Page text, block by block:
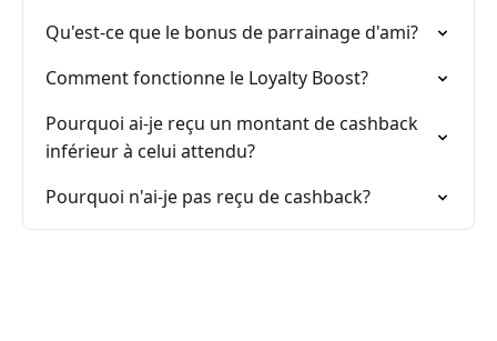
Qu'est-ce que le bonus de parrainage d'ami?
Comment fonctionne le Loyalty Boost?
Pourquoi ai-je reçu un montant de cashback
inférieur à celui attendu?
Pourquoi n'ai-je pas reçu de cashback?